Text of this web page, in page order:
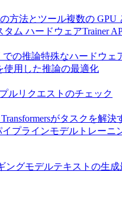
方法とツール複数の GPU
タム ハードウェアTrainer
での推論特殊なハードウェ
使用した推論の最適化
プルリクエストのチェック
がタスクを解決
イプラインモデルトレーニ
ングモデルテキストの生成